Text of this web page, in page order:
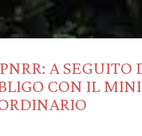
A SEGUITO
CON IL